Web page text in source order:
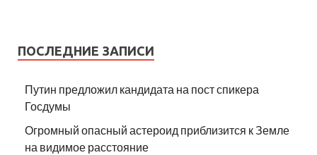
ПОСЛЕДНИЕ ЗАПИСИ
Путин предложил кандидата на пост спикера
Госдумы
Огромный опасный астероид приблизится к Земле
на видимое расстояние